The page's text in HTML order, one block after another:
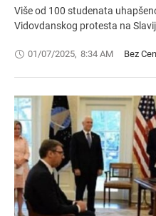
Više od 100 studenata
Vidovdanskog protesta na
01/07/2025, 8:34 AM Bez